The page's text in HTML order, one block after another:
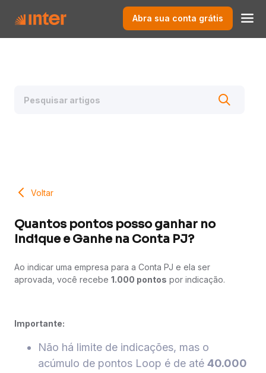
Abra sua conta grátis
Voltar
Quantos pontos posso ganhar no
Indique e Ganhe na Conta PJ?
Ao indicar uma empresa para a Conta PJ e ela ser
aprovada, você recebe 1.000 pontos por indicação.
Importante:
Não há limite de indicações, mas o
acúmulo de pontos Loop é de até 40.000